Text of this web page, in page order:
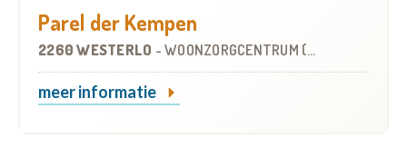
Parel der Kempen
2260 WESTERLO - WOONZORGCENTRUM (WZC)
meer informatie